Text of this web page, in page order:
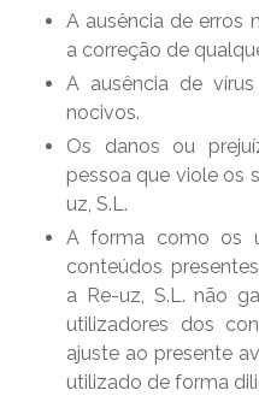
A ausência de erros
a correção de
A ausência de
nocivos.
Os danos ou
pessoa que viole os
uz, S.L.
A forma como os
conteúdos
a Re-uz, S.L. não
utilizadores dos
ajuste ao presente
utilizado de forma